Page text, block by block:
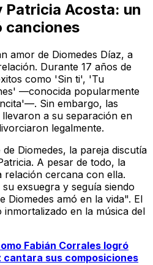
Patricia Acosta: un
canciones
amor de Diomedes Díaz, a
Durante 17 años de
como 'Sin ti', 'Tu
—conocida popularmente
Sin embargo, las
a su separación en
legalmente.
Diomedes, la pareja discutía
A pesar de todo, la
relación cercana con ella.
exsuegra y seguía siendo
Diomedes amó en la vida". El
inmortalizado en la música del
Fabián Corrales logró
cantara sus composiciones